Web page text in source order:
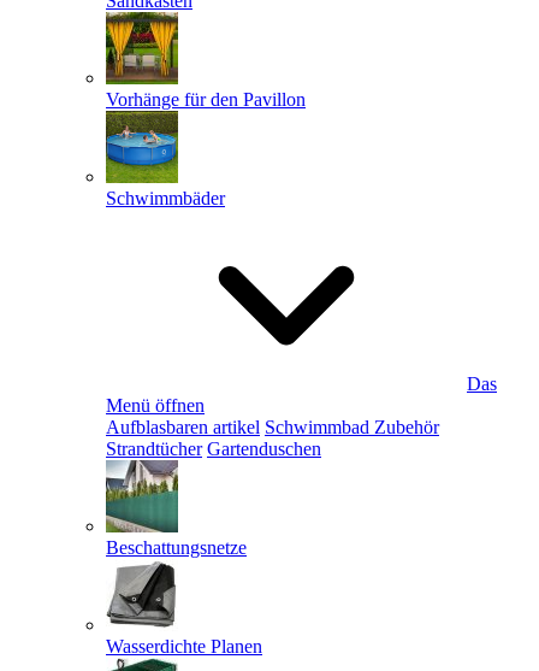
Vorhänge für den Pavillon
Schwimmbäder
Das
Menü öffnen
Aufblasbaren artikel Schwimmbad Zubehör
Strandtücher Gartenduschen
Beschattungsnetze
Wasserdichte Planen